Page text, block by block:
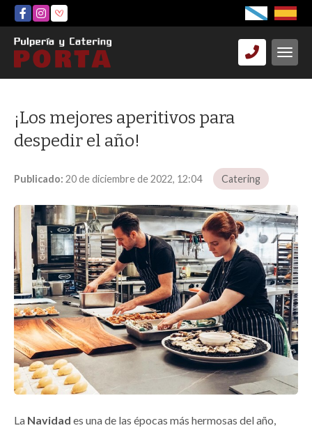
¡Los mejores aperitivos para
despedir el año!
Publicado: 20 de diciembre de 2022, 12:04 Catering
La Navidad es una de las épocas más hermosas del año,